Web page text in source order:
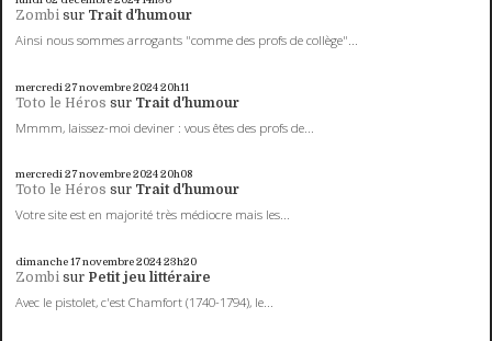
Zombi sur Trait d'humour
Ainsi nous sommes arrogants "comme des profs de collège"...
mercredi 27novembre 202420h11
Toto le Héros sur Trait d'humour
Mmmm, laissez-moi deviner : vous êtes des profs de...
mercredi 27novembre 202420h08
Toto le Héros sur Trait d'humour
Votre site est en majorité très médiocre mais les...
dimanche 17novembre 202423h20
Zombi sur Petit jeu littéraire
Avec le pistolet, c'est Chamfort (1740-1794), le...